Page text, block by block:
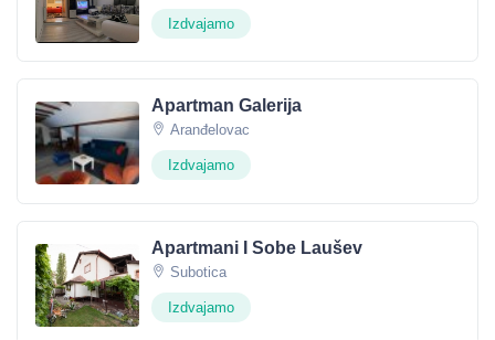
Izdvajamo
Apartman Galerija
Aranđelovac
Izdvajamo
Apartmani I Sobe Laušev
Subotica
Izdvajamo